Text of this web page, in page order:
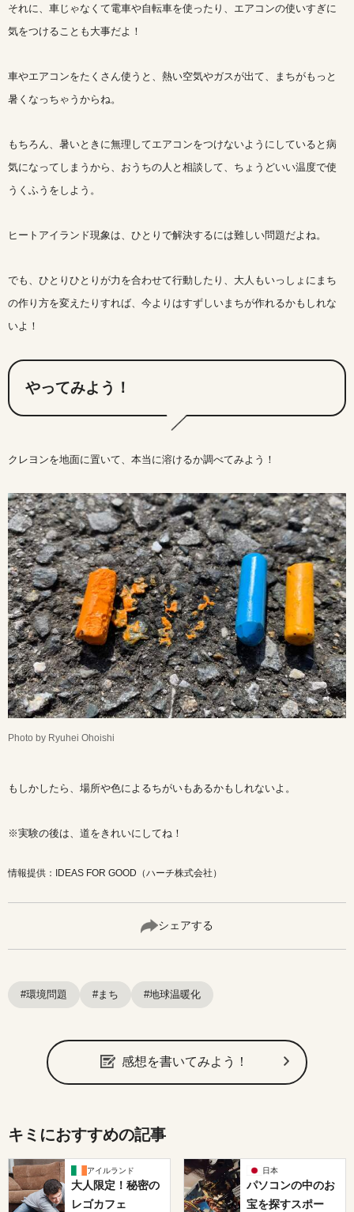
それに、車じゃなくて電車や自転車を使ったり、エアコンの使いすぎに
気をつけることも大事だよ！
車やエアコンをたくさん使うと、熱い空気やガスが出て、まちがもっと
暑くなっちゃうからね。
もちろん、暑いときに無理してエアコンをつけないようにしていると病
気になってしまうから、おうちの人と相談して、ちょうどいい温度で使
うくふうをしよう。
ヒートアイランド現象は、ひとりで解決するには難しい問題だよね。
でも、ひとりひとりが力を合わせて行動したり、大人もいっしょにまち
の作り方を変えたりすれば、今よりはすずしいまちが作れるかもしれな
いよ！
やってみよう！
クレヨンを地面に置いて、本当に溶けるか調べてみよう！
Photo by Ryuhei Ohoishi
もしかしたら、場所や色によるちがいもあるかもしれないよ。
※実験の後は、道をきれいにしてね！
情報提供：IDEAS FOR GOOD（ハーチ株式会社）
シェアする
#環境問題 #まち #地球温暖化
感想を書いてみよう！
キミにおすすめの記事
アイルランド
大人限定！秘密の
レゴカフェ
日本
パソコンの中のお
宝を探すスポー